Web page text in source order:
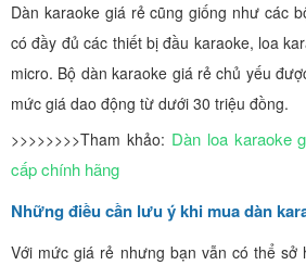
Dàn karaoke giá rẻ cũng giống như các
có đầy đủ các thiết bị đầu karaoke, loa
micro. Bộ dàn karaoke giá rẻ chủ yếu
mức giá dao động từ dưới 30 triệu đồng.
>>>>>>>>Tham khảo: Dàn loa karaoke
cấp chính hãng
Những điều cần lưu ý khi mua dàn
Với mức giá rẻ nhưng bạn vẫn có thể sở